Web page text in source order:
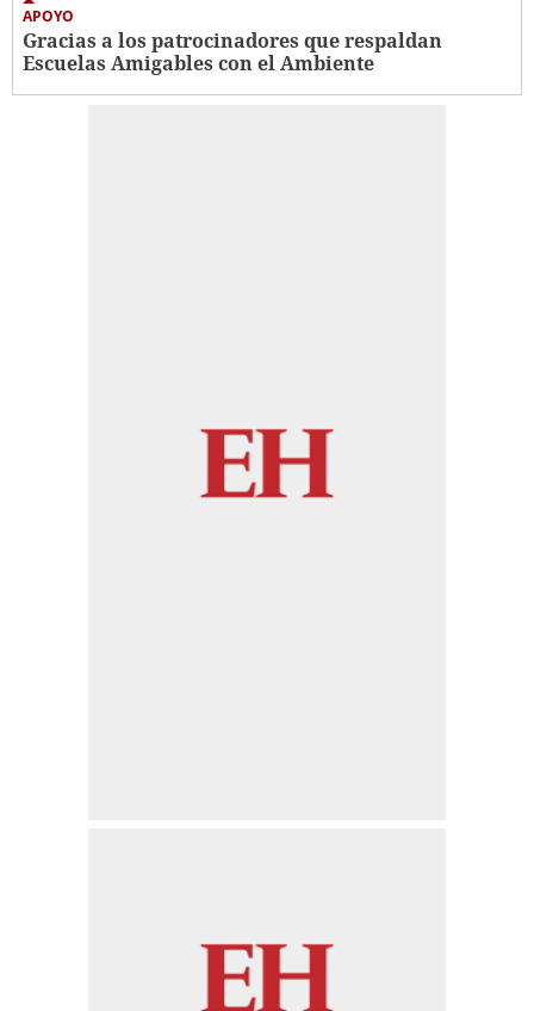
APOYO
Gracias a los patrocinadores que respaldan
Escuelas Amigables con el Ambiente